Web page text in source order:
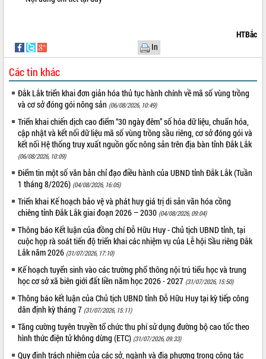
HTBắc
In
Các tin khác
Đắk Lắk triển khai đơn giản hóa thủ tục hành chính về mã số vùng trồng
và cơ sở đóng gói nông sản (06/08/2026, 10:49)
Triển khai chiến dịch cao điểm “30 ngày đêm” số hóa dữ liệu, chuẩn hóa,
cập nhật và kết nối dữ liệu mã số vùng trồng sầu riêng, cơ sở đóng gói và
kết nối Hệ thống truy xuất nguồn gốc nông sản trên địa bàn tỉnh Đắk Lắk
(06/08/2026, 10:09)
Điểm tin một số văn bản chỉ đạo điều hành của UBND tỉnh Đắk Lắk (Tuần
1 tháng 8/2026) (04/08/2026, 16:05)
Triển khai Kế hoạch bảo vệ và phát huy giá trị di sản văn hóa cồng
chiêng tỉnh Đắk Lắk giai đoạn 2026 – 2030 (04/08/2026, 09:04)
Thông báo Kết luận của đồng chí Đỗ Hữu Huy - Chủ tịch UBND tỉnh, tại
cuộc họp rà soát tiến độ triển khai các nhiệm vụ của Lễ hội Sầu riêng Đắk
Lắk năm 2026 (31/07/2026, 17:10)
Kế hoạch tuyển sinh vào các trường phổ thông nội trú tiểu học và trung
học cơ sở xã biên giới đất liền năm học 2026 - 2027 (31/07/2026, 15:50)
Thông báo kết luận của Chủ tịch UBND tỉnh Đỗ Hữu Huy tại kỳ tiếp công
dân định kỳ tháng 7 (31/07/2026, 15:11)
Tăng cường tuyên truyền tổ chức thu phí sử dụng đường bộ cao tốc theo
hình thức điện tử không dừng (ETC) (31/07/2026, 09:33)
Quy định trách nhiệm của các sở, ngành và địa phương trong công tác